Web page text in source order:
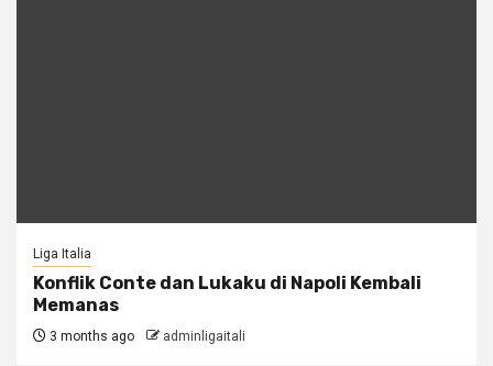
Liga Italia
Konflik Conte dan Lukaku di Napoli Kembali
Memanas
3 months ago adminligaitali